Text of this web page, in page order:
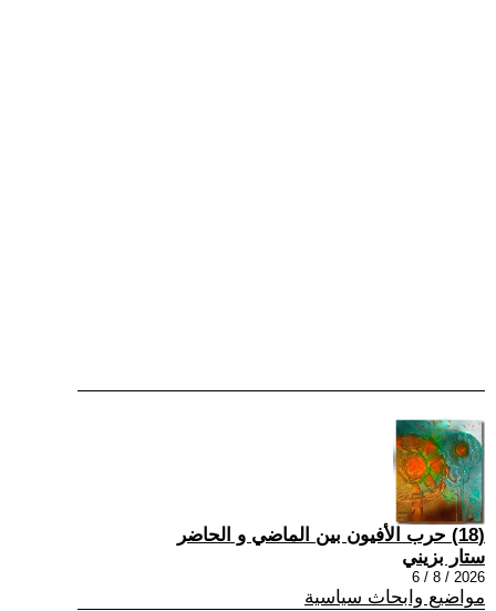
(18) حرب الأفيون بين الماضي و الحاضر
ستار بزيني
2026 / 8 / 6
مواضيع وابحاث سياسية